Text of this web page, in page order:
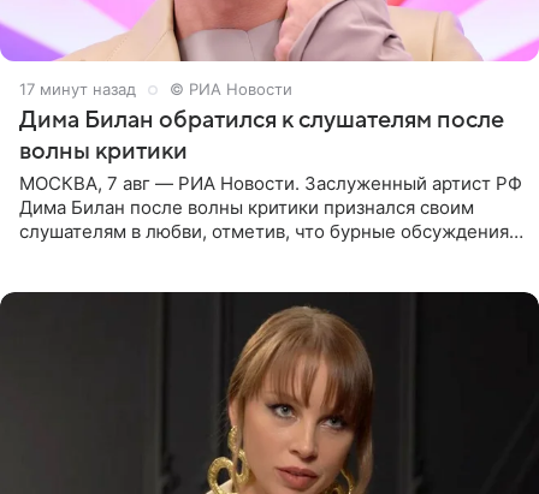
17 минут назад © РИА Новости
Дима Билан обратился к слушателям после
волны критики
МОСКВА, 7 авг — РИА Новости. Заслуженный артист РФ
Дима Билан после волны критики признался своим
слушателям в любви, отметив, что бурные обсуждения